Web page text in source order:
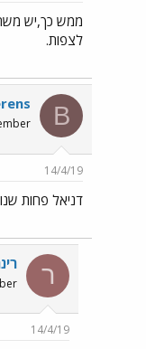
ממש כך,יש
לצפות.
B
14/4/19
דניאל פחות
ר רינה
14/4/19